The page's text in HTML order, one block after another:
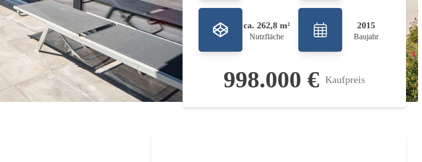
ca. 262,8 m²
Nutzfläche
2015
Baujahr
998.000 € Kaufpreis